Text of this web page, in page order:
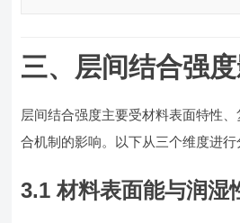
三、层间结合强
层间结合强度主要受材料表面特性
合机制的影响。以下从三个维度进行
3.1 材料表面能与润湿